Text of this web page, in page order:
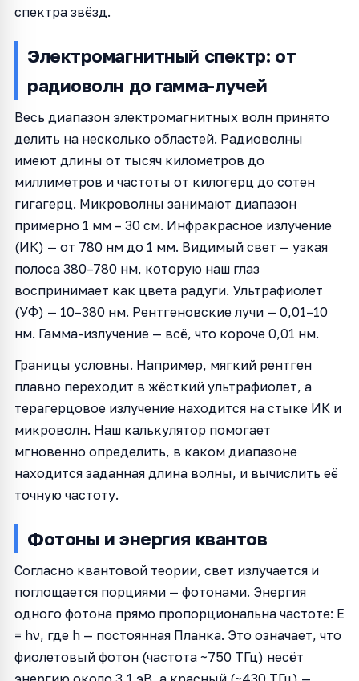
спектра звёзд.
Электромагнитный спектр: от
радиоволн до гамма-лучей
Весь диапазон электромагнитных волн принято
делить на несколько областей. Радиоволны
имеют длины от тысяч километров до
миллиметров и частоты от килогерц до сотен
гигагерц. Микроволны занимают диапазон
примерно 1 мм – 30 см. Инфракрасное излучение
(ИК) — от 780 нм до 1 мм. Видимый свет — узкая
полоса 380–780 нм, которую наш глаз
воспринимает как цвета радуги. Ультрафиолет
(УФ) — 10–380 нм. Рентгеновские лучи — 0,01–10
нм. Гамма-излучение — всё, что короче 0,01 нм.
Границы условны. Например, мягкий рентген
плавно переходит в жёсткий ультрафиолет, а
терагерцовое излучение находится на стыке ИК и
микроволн. Наш калькулятор помогает
мгновенно определить, в каком диапазоне
находится заданная длина волны, и вычислить её
точную частоту.
Фотоны и энергия квантов
Согласно квантовой теории, свет излучается и
поглощается порциями — фотонами. Энергия
одного фотона прямо пропорциональна частоте: E
= hν, где h — постоянная Планка. Это означает, что
фиолетовый фотон (частота ~750 ТГц) несёт